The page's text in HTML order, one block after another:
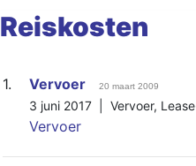
Reiskosten
1. Vervoer 20 maart 2009
3 juni 2017 | Vervoer,
Vervoer